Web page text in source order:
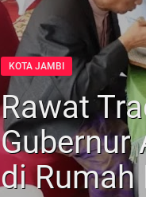
KOTA JAMBI
Rawat
Gubernur
di Rumah